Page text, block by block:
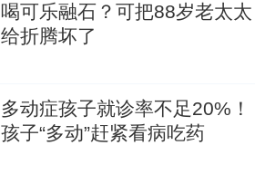
喝可乐融石？可把88岁老太太
给折腾坏了
多动症孩子就诊率不足20%！
孩子“多动”赶紧看病吃药